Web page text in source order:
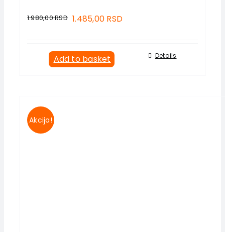
1.980,00RSD 1.485,00 RSD
Add to basket Details
Akcija!